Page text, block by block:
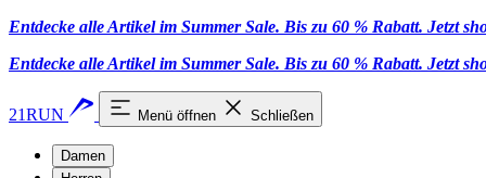
Entdecke alle Artikel im Summer Sale. Bis zu 60 % Rabatt. Jetzt
Entdecke alle Artikel im Summer Sale. Bis zu 60 % Rabatt. Jetzt
21RUN Menü öffnen Schließen
Damen